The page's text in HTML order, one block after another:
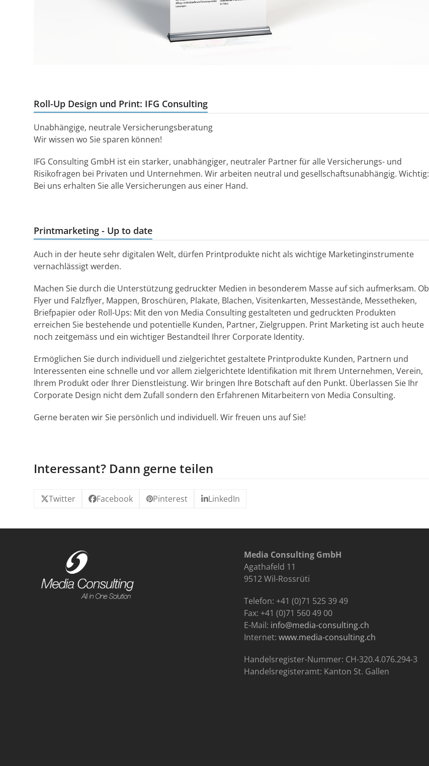
Roll-Up Design und Print: IFG Consulting
Unabhängige, neutrale Versicherungsberatung
Wir wissen wo Sie sparen können!
IFG Consulting GmbH ist ein starker, unabhängiger, neutraler Partner für alle Versicherungs- und
Risikofragen bei Privaten und Unternehmen. Wir arbeiten neutral und gesellschaftsunabhängig. Wichtig:
Bei uns erhalten Sie alle Versicherungen aus einer Hand.
Printmarketing - Up to date
Auch in der heute sehr digitalen Welt, dürfen Printprodukte nicht als wichtige Marketinginstrumente
vernachlässigt werden.
Machen Sie durch die Unterstützung gedruckter Medien in besonderem Masse auf sich aufmerksam. Ob
Flyer und Falzflyer, Mappen, Broschüren, Plakate, Blachen, Visitenkarten, Messestände, Messetheken,
Briefpapier oder Roll-Ups: Mit den von Media Consulting gestalteten und gedruckten Produkten
erreichen Sie bestehende und potentielle Kunden, Partner, Zielgruppen. Print Marketing ist auch heute
noch zeitgemäss und ein wichtiger Bestandteil Ihrer Corporate Identity.
Ermöglichen Sie durch individuell und zielgerichtet gestaltete Printprodukte Kunden, Partnern und
Interessenten eine schnelle und vor allem zielgerichtete Identifikation mit Ihrem Unternehmen, Verein,
Ihrem Produkt oder Ihrer Dienstleistung. Wir bringen Ihre Botschaft auf den Punkt. Überlassen Sie Ihr
Corporate Design nicht dem Zufall sondern den Erfahrenen Mitarbeitern von Media Consulting.
Gerne beraten wir Sie persönlich und individuell. Wir freuen uns auf Sie!
Interessant? Dann gerne teilen
Twitter Facebook Pinterest LinkedIn
Media Consulting GmbH
Agathafeld 11
9512 Wil-Rossrüti
Telefon: +41 (0)71 525 39 49
Fax: +41 (0)71 560 49 00
E-Mail: info@media-consulting.ch
Internet:www.media-consulting.ch
Handelsregister-Nummer: CH-320.4.076.294-3
Handelsregisteramt: Kanton St. Gallen